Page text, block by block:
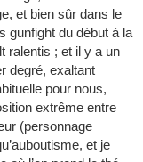
et bien sûr dans le
gunfight du début à la
ralentis ; et il y a un
degré, exaltant
pour nous,
extrême entre
(personnage
et je